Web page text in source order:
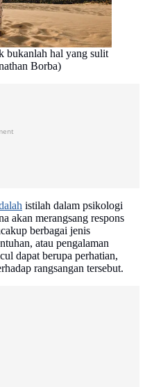
bukanlah hal yang sulit
Borba)
istilah dalam psikologi
akan merangsang respons
berbagai jenis
atau pengalaman
dapat berupa perhatian,
rangsangan tersebut.